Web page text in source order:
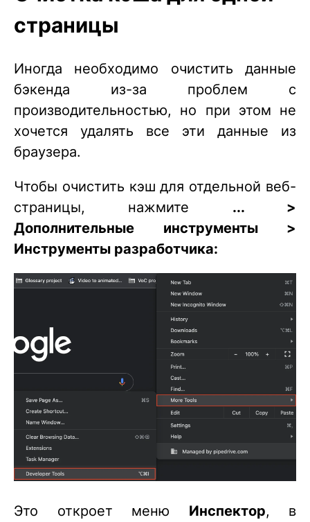
страницы
Иногда необходимо очистить данные
бэкенда из-за проблем с
производительностью, но при этом не
хочется удалять все эти данные из
браузера.
Чтобы очистить кэш для отдельной веб-
страницы, нажмите ... >
Дополнительные инструменты >
Инструменты разработчика:
Это откроет меню Инспектор, в